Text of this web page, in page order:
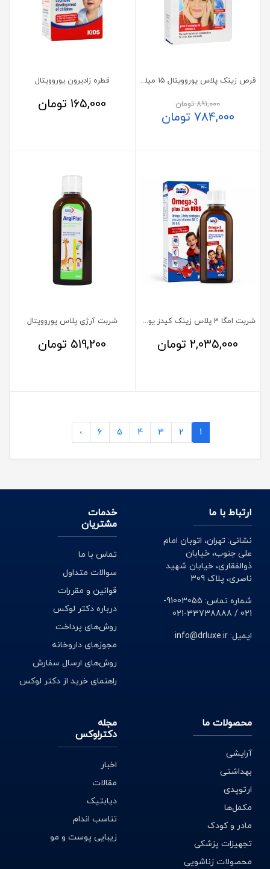
قرص زینک پلاس یوروویتال 15 میلی گرم
891,000تومان
784,000 تومان
قطره زادیرون یوروویتال
165,000 تومان
شربت امگا 3 پلاس زینک کیدز یوروویتال
2,035,000تومان
شربت آرژی پلاس یوروویتال
519,200 تومان
1
2
3
4
5
6
›
ارتباط با ما
نشانی: تهران، اتوبان امام
علی جنوب، خیابان
ذوالفقاری، خیابان شهید
ناصری، پلاک 309
شماره تماس: 91003055-
021 / 33738888-021
ایمیل: info@drluxe.ir
خدمات
مشتریان
تماس با ما
سوالات متداول
قوانین و مقررات
درباره دکتر لوکس
روش‌های پرداخت
مجوزهای داروخانه
روش‌های ارسال سفارش
راهنمای خرید از دکتر لوکس
محصولات ما
آرایشی
بهداشتی
ارتوپدی
مکمل‌ها
مادر و کودک
تجهیزات پزشکی
محصولات زناشویی
مجله
دکترلوکس
اخبار
مقالات
دیابتیک
تناسب اندام
زیبایی پوست و مو